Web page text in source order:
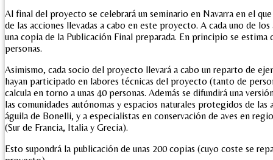
Al final del proyecto se celebrará un seminario en Navarra en el
de las acciones llevadas a cabo en este proyecto. A cada uno de
una copia de la Publicación Final preparada. En principio se estima
personas.
Asimismo, cada socio del proyecto llevará a cabo un reparto de
hayan participado en labores técnicas del proyecto (tanto de
calcula en torno a unas 40 personas. Además se difundirá una
las comunidades autónomas y espacios naturales protegidos de
águila de Bonelli, y a especialistas en conservación de aves en
(Sur de Francia, Italia y Grecia).
Esto supondrá la publicación de unas 200 copias (cuyo coste se